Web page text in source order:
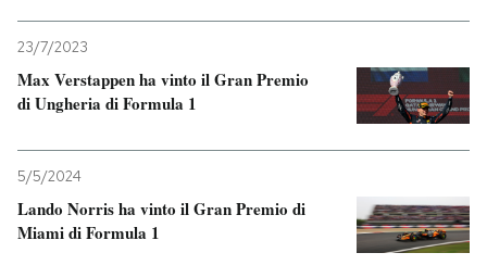
23/7/2023
Max Verstappen ha vinto il Gran Premio
di Ungheria di Formula 1
5/5/2024
Lando Norris ha vinto il Gran Premio di
Miami di Formula 1